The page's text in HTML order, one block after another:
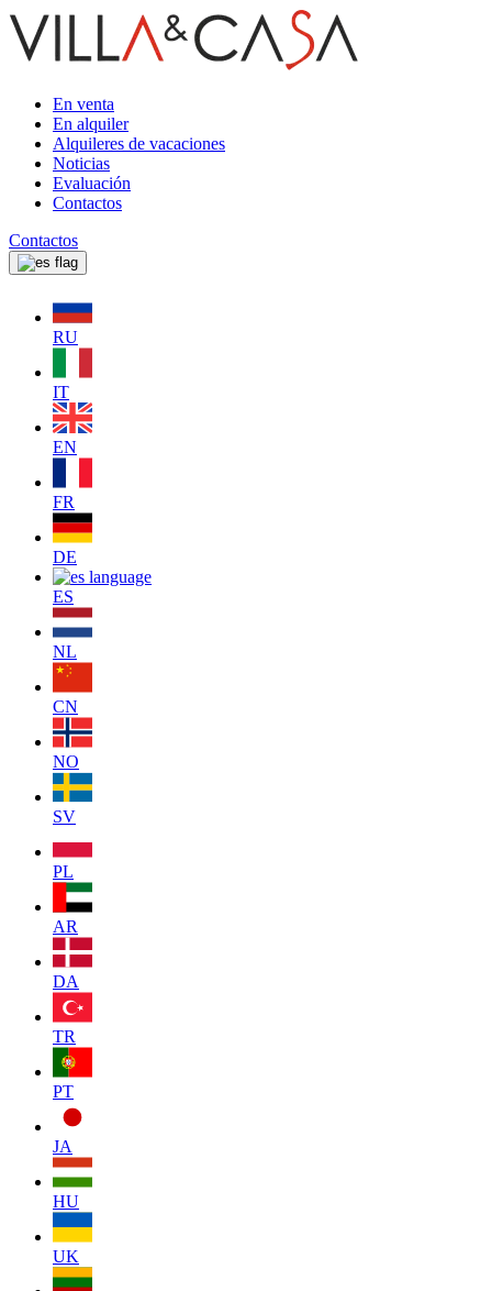
En venta
En alquiler
Alquileres de vacaciones
Noticias
Evaluación
Contactos
Contactos
RU
IT
EN
FR
DE
ES
NL
CN
NO
SV
PL
AR
DA
TR
PT
JA
HU
UK